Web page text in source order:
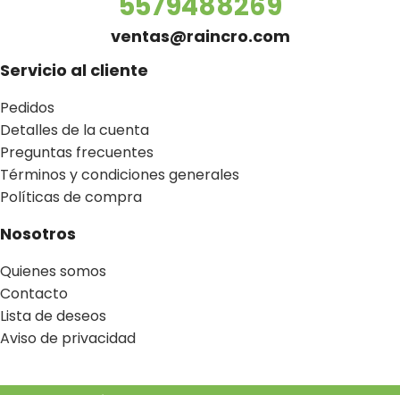
ventas@raincro.com
Servicio al cliente
Pedidos
Detalles de la cuenta
Preguntas frecuentes
Términos y condiciones generales
Políticas de compra
Nosotros
Quienes somos
Contacto
Lista de deseos
Aviso de privacidad